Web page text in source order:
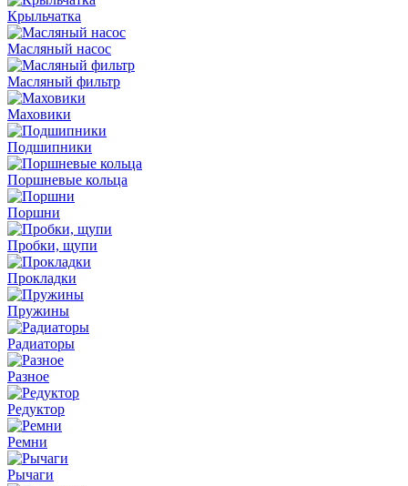
Крыльчатка
Масляный насос
Масляный фильтр
Маховики
Подшипники
Поршневые кольца
Поршни
Пробки, щупи
Прокладки
Пружины
Радиаторы
Разное
Редуктор
Ремни
Рычаги